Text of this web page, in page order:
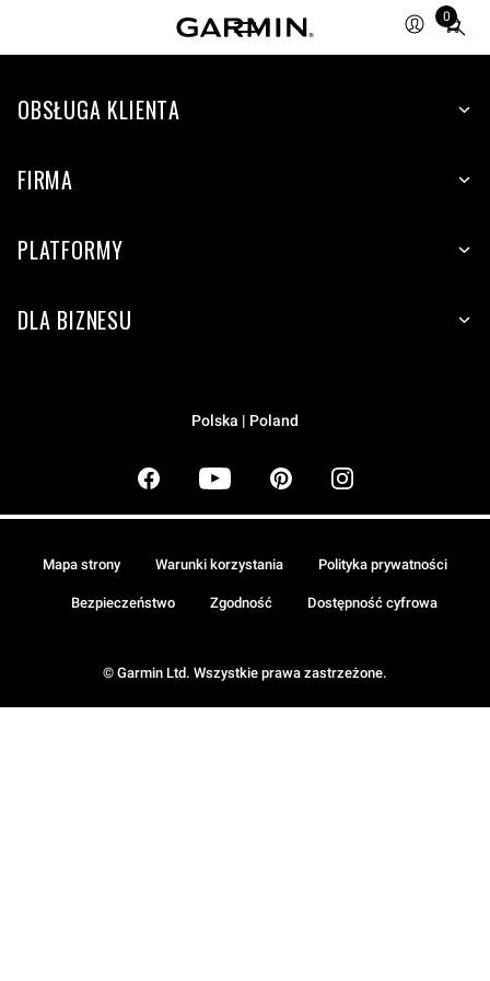
0
Total
items
cart:
OBSŁUGA KLIENTA
FIRMA
PLATFORMY
DLA BIZNESU
Polska | Poland
© Garmin Ltd. Wszystkie prawa zastrzeżone.
Mapa strony Warunki korzystania Polityka prywatności
Bezpieczeństwo Zgodność Dostępność cyfrowa